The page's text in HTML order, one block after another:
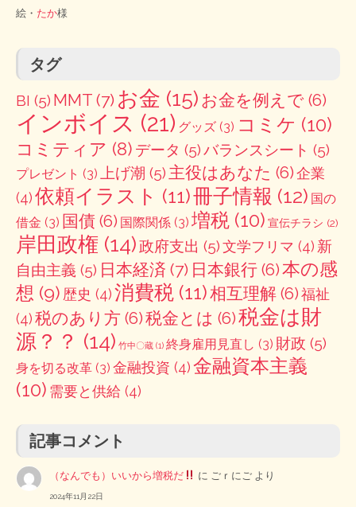
絵・ たか様
タグ
BI (5) MMT (7) お金 (15) お金を例えで (6)
インボイス (21) グッズ (3) コミケ (10)
コミティア (8) データ (5)バランスシート (5)
プレゼント (3) 上げ潮 (5) 主役はあなた (6)企業
(4)依頼イラスト (11)冊子情報 (12) 国の
借金 (3) 国債 (6) 国際関係 (3) 増税 (10) 宣伝チラシ (2)
岸田政権 (14)政府支出 (5)文学フリマ (4) 新
自由主義 (5) 日本経済 (7) 日本銀行 (6)本の感
想 (9) 歴史 (4)消費税 (11)相互理解 (6)福祉
(4)税のあり方 (6)税金とは (6)税金は財
源？？ (14) 竹中〇蔵 (1) 終身雇用見直し (3) 財政 (5)
身を切る改革 (3) 金融投資 (4)金融資本主義
(10) 需要と供給 (4)
記事コメント
（なんでも）いいから増税だ に ごｒにご より
2024年11月22日